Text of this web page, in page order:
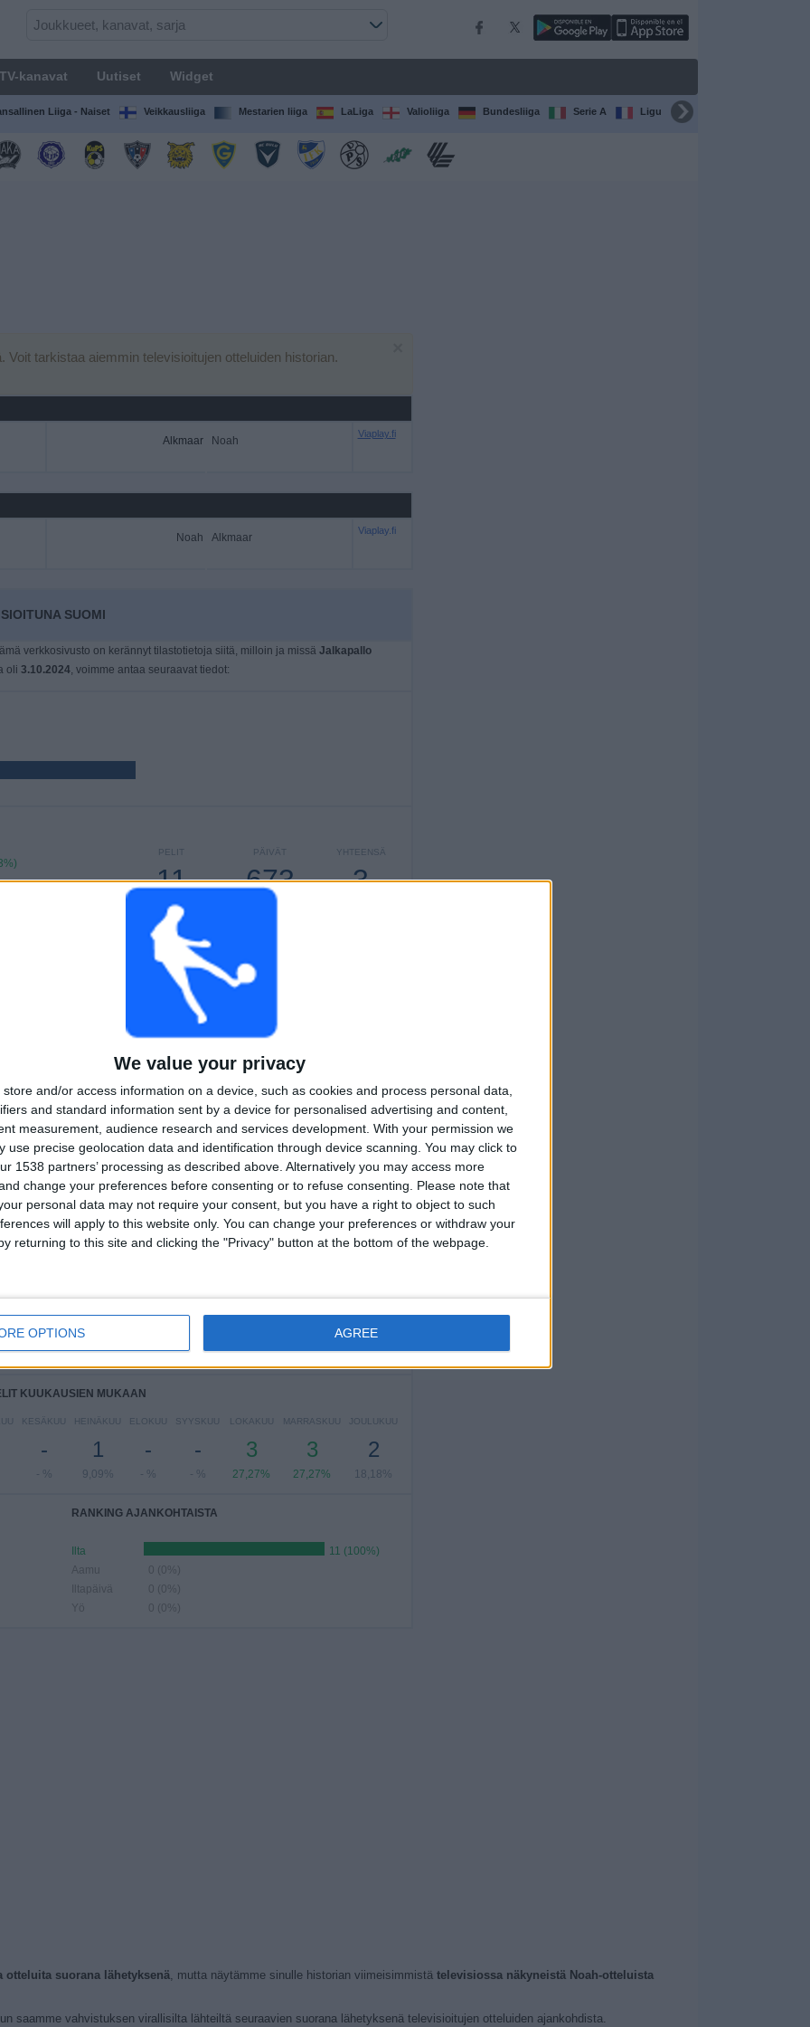
We value your privacy
store and/or access information on a device, such as cookies and process personal data,
and standard information sent by a device for personalised advertising and content,
measurement, audience research and services development. With your permission we
use precise geolocation data and identification through device scanning. You may click to
1538 partners’ processing as described above. Alternatively you may access more
change your preferences before consenting or to refuse consenting.
Please note that
personal data may not require your consent, but you have a right to object to such
will apply to this website only. You can change your preferences or withdraw your
returning to this site and clicking the "Privacy" button at the bottom of the webpage.
OPTIONS AGREE
TV-kanavat Uutiset Widget
Liiga - Naiset Veikkausliiga Mestarien liiga LaLiga Valioliiga Bundesliiga Serie A Ligue 1
Voit tarkistaa aiemmin televisioitujen otteluiden historian.
Alkmaar Noah
Viaplay.fi
Noah Alkmaar
Viaplay.fi
SUOMI
verkkosivusto on kerännyt tilastotietoja siitä, milloin ja missä Jalkapallo
oli 3.10.2024, voimme antaa seuraavat tiedot:
YHTEENSÄ
3
PÄIVÄT
673
PELIT
11
PERÄKKÄISET
MAKSUPELIT
VS Alkmaar
YHTEENSÄ
2
KILPAILUT
RANKING KILPAILUJEN MUKAAN
10 (90,91%)
Mestarien liiga
1 (9,09%)
Näytä täydellinen ranking
TORSTAI
10
90,91%
PERJANTAI
- %
LAUANTAI
- %
SUKUPUOLI
- %
KUUKAUSIEN MUKAAN
KESÄKUU
-
- %
HEINÄKUU
1
9,09%
ELOKUU
-
- %
SYYSKUU
-
- %
LOKAKUU
3
27,27%
MARRASKUU
3
27,27%
JOULUKUU
2
18,18%
RANKING AJANKOHTAISTA
Ilta
11 (100%)
Aamu
0 (0%)
Iltapäivä
0 (0%)
Yö
0 (0%)
suorana lähetyksenä, mutta näytämme sinulle historian viimeisimmistä televisiossa näkyneistä Noah-otteluista
saamme vahvistuksen virallisilta lähteiltä seuraavien suorana lähetyksenä televisioitujen otteluiden ajankohdista.